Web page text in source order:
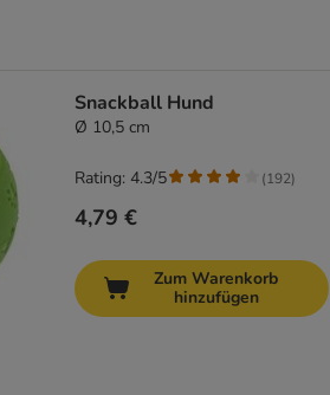
Snackball Hund
Ø 10,5 cm
4,79 €
Rating: 4.3/5 (192)
Zum Warenkorb
hinzufügen